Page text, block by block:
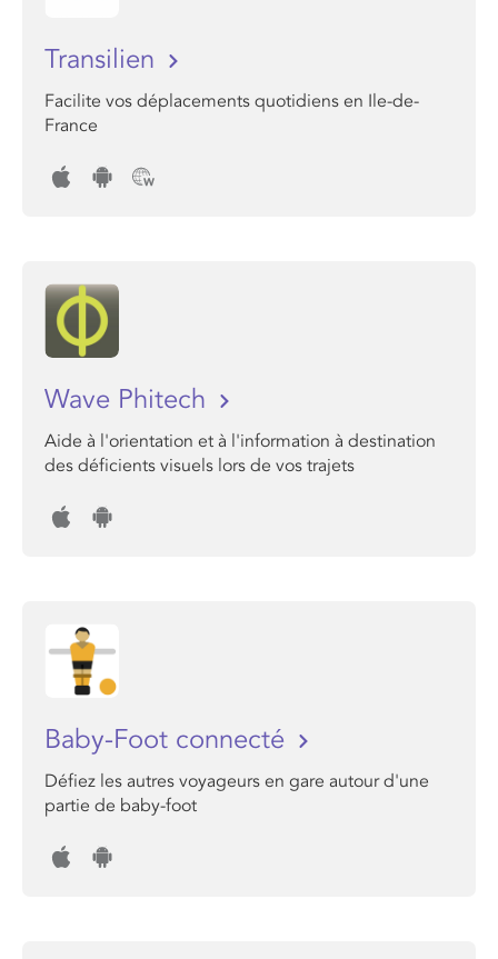
Transilien
Facilite vos déplacements quotidiens en Ile-de-
France
Wave Phitech
Aide à l'orientation et à l'information à destination
des déficients visuels lors de vos trajets
Baby-Foot connecté
Défiez les autres voyageurs en gare autour d'une
partie de baby-foot